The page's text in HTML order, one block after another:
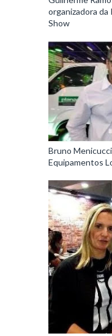
organizadora da
Show
Bruno
Equipamentos